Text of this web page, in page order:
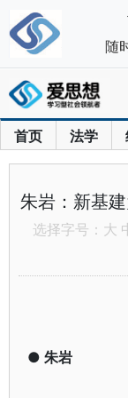
首页 法学
朱岩：新基
选择字号： 大
● 朱岩
随